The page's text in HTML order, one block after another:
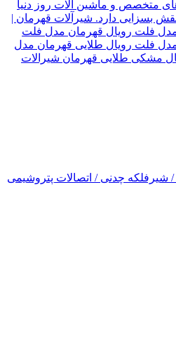
متخصص و ماشین الات روز دنیا
صنعت این مرز و بوم ،نقش بسزایی دارد. شیرآلات قهرمان |
مدل فلت رویال قهرمان مدل فلت
فلت رویال طلایی قهرمان مدل
مشکی طلایی قهرمان شیرالات
شیرفلکه چدنی / اتصالات پتروشیمی